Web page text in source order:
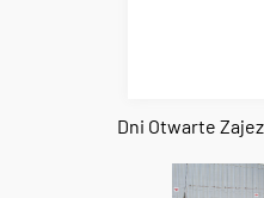
Dni Otwarte